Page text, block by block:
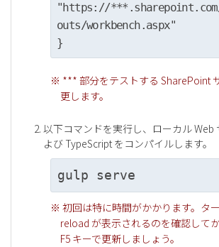
"https://
outs/workbench.aspx"
}
※ *** 部分をテストする SharePoint
更します。
以下コマンドを実行し、ローカル Web
よび TypeScript をコンパイルします。
gulp serve
※ 初回は特に時間がかかります。タ
reload が表示されるのを確認して
F5 キーで更新しましょう。